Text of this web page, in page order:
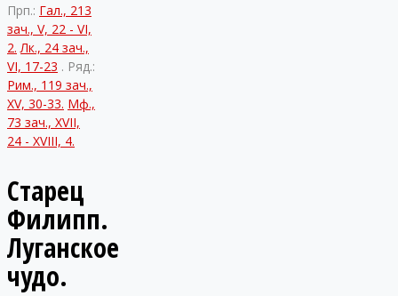
Прп.: Гал., 213
зач., V, 22 - VI,
2. Лк., 24 зач.,
VI, 17-23 . Ряд.:
Рим., 119 зач.,
XV, 30-33. Мф.,
73 зач., XVII,
24 - XVIII, 4.
Старец
Филипп.
Луганское
чудо.